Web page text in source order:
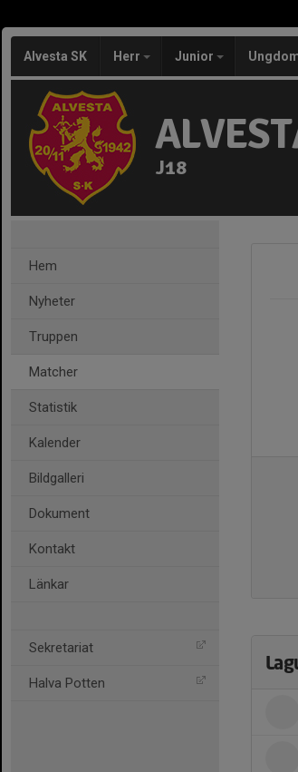
Alvesta SK Herr Junior
J18
Hem
Nyheter
Truppen
Matcher
Statistik
Kalender
Bildgalleri
Dokument
Kontakt
Länkar
Sekretariat
Halva Potten